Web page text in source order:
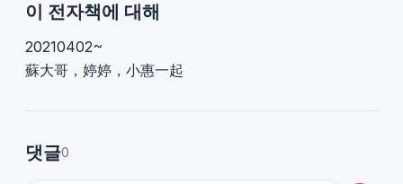
이 전자책에 대해
20210402~
蘇大哥，婷婷，小惠一起
댓글0